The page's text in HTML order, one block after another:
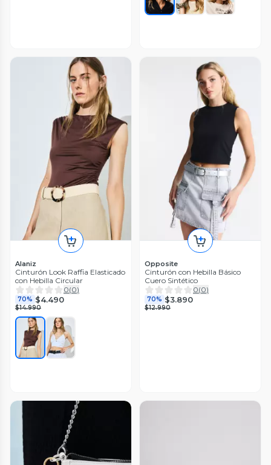
Alaniz
Cinturón Look Raffia Elasticado
con Hebilla Circular
0(0)
70% $4.490
$14.990
Opposite
Cinturón con Hebilla Básico
Cuero Sintético
0(0)
70% $3.890
$12.990